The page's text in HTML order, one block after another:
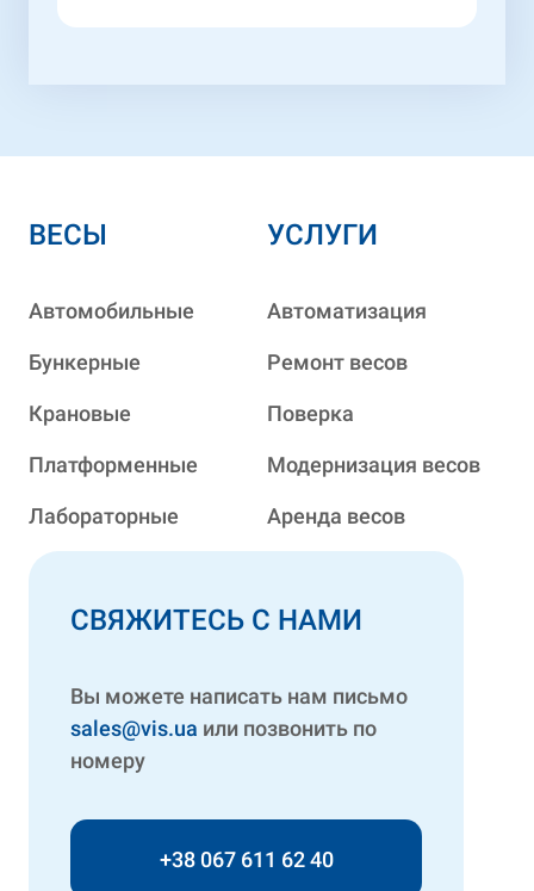
ВЕСЫ
Автомобильные
Бункерные
Крановые
Платформенные
Лабораторные
УСЛУГИ
Автоматизация
Ремонт весов
Поверка
Модернизация весов
Аренда весов
СВЯЖИТЕСЬ С НАМИ
Вы можете написать нам письмо
sales@vis.ua или позвонить по
номеру
+38 067 611 62 40